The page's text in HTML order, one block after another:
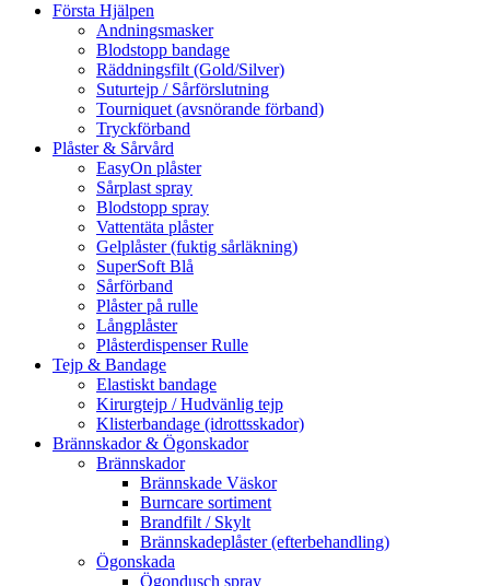
Första Hjälpen
Andningsmasker
Blodstopp bandage
Räddningsfilt (Gold/Silver)
Suturtejp / Sårförslutning
Tourniquet (avsnörande förband)
Tryckförband
Plåster & Sårvård
EasyOn plåster
Sårplast spray
Blodstopp spray
Vattentäta plåster
Gelplåster (fuktig sårläkning)
SuperSoft Blå
Sårförband
Plåster på rulle
Långplåster
Plåsterdispenser Rulle
Tejp & Bandage
Elastiskt bandage
Kirurgtejp / Hudvänlig tejp
Klisterbandage (idrottsskador)
Brännskador & Ögonskador
Brännskador
Brännskade Väskor
Burncare sortiment
Brandfilt / Skylt
Brännskadeplåster (efterbehandling)
Ögonskada
Ögondusch spray